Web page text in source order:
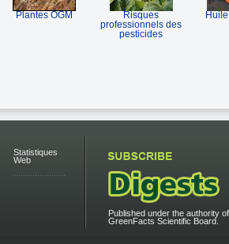
Plantes OGM
Risques
professionnels des
pesticides
Statistiques
Web
Published under the authority
GreenFacts Scientific Board.